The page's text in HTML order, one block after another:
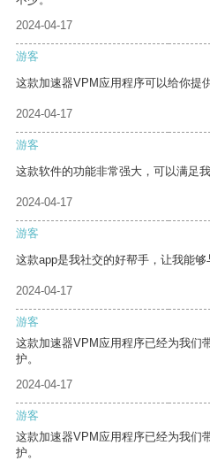
2024-04-17
游客
这款加速器VPM应用程序可以给你提
2024-04-17
游客
这款软件的功能非常强大，可以满足
2024-04-17
游客
这款app是我社交的好帮手，让我能够
2024-04-17
游客
这款加速器VPM应用程序已经为我们
护。
2024-04-17
游客
这款加速器VPM应用程序已经为我们
护。